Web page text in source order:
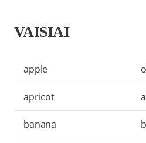
VAISIAI
apple
apricot
banana